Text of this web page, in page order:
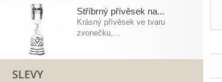
Stříbrný přívěsek na...
Krásný přívěsek ve tvaru
zvonečku,...
SLEVY